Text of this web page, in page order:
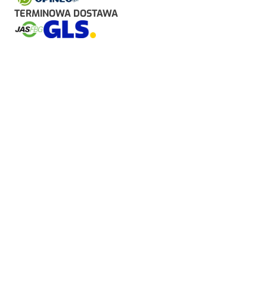
TERMINOWA DOSTAWA